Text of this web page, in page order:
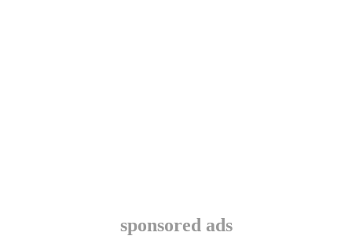
sponsored ads